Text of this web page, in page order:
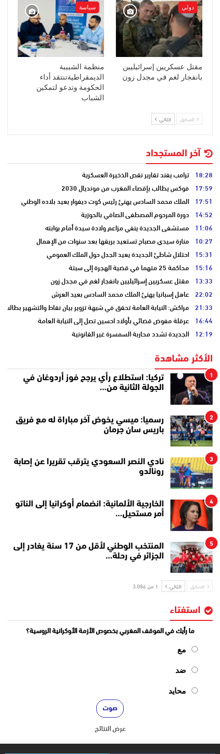
دولي
مقتل عسكريين إسرائيليين
بانفجار لغم في مجدل زون
سياسة
منظمة الشبيبة
الديمقراطيةتنتقد أداء
الحكومة وتدعو لتمكين
الشباب
السابق التالي
آخر المستجداد
18:28 ترامب يفند تقارير نقص الذخيرة العسكرية
17:59 فوكس يطالب بإقصاء المغرب من مونديال 2030
17:51 الملك محمد السادس يهنئ رئيس كوت ديفوار بعيد بلاده الوطني
14:52 دورة المرحوم المصطفى الصافي بالحوزية
11:06 مستشفى الجديدة ينفي مزاعم ولادة سيدة أمام بوابته
10:27 منارة سيدي مصباح تستعيد بريقها بعد سنوات من الإهمال
15:31 احتلال شاطئ الجديدة يعيد الجدل حول الملك العمومي
15:16 محاكمة 25 متهما في قضية الهجرة إلى سبتة
13:33 مقتل عسكريين إسرائيليين بانفجار لغم في مجدل زون
22:02 عاهل إسبانيا يهنئ الملك محمد السادس بعيد العرش
21:33 مراكش: النيابة العامة تحقق في شبهة تزوير بيان نقاط والتشهير بطالب
16:44 عرقلة مفوض قضائي بأولاد احسين تصل إلى النيابة العامة
12:19 الجديدة تشدد محاربة السمسرة غير القانونية
الأكثر مشاهدة
1
تركيا: استطلاع رأي يرجح فوز أردوغان في
الجولة الثانية من…
2
رسميا: ميسي يخوض آخر مباراة له مع فريق
باريس سان جرمان
3
نادي النصر السعودي يترقب تقريرا عن إصابة
رونالدو
4
الخارجية الألمانية: انضمام أوكرانيا إلى الناتو
أمر مستحيل…
5
المنتخب الوطني لأقل من 17 سنة يغادر إلى
الجزائر في رحلة…
السابق التالي 1 من 3٬086
استفتاء
ما رأيك في الموقف المغربي بخصوص الأزمة الأوكرانية الروسية؟
مع
ضد
محايد
عرض النتائج